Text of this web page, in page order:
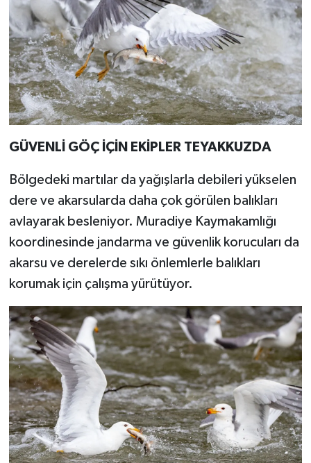
GÜVENLİ GÖÇ İÇİN EKİPLER TEYAKKUZDA
Bölgedeki martılar da yağışlarla debileri yükselen
dere ve akarsularda daha çok görülen balıkları
avlayarak besleniyor. Muradiye Kaymakamlığı
koordinesinde jandarma ve güvenlik korucuları da
akarsu ve derelerde sıkı önlemlerle balıkları
korumak için çalışma yürütüyor.